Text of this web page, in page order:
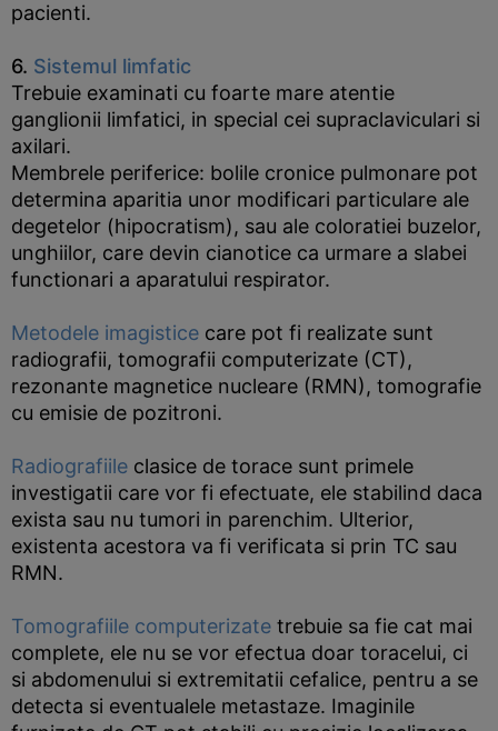
pacienti.
6. Sistemul limfatic
Trebuie examinati cu foarte mare atentie
ganglionii limfatici, in special cei supraclaviculari si
axilari.
Membrele periferice: bolile cronice pulmonare pot
determina aparitia unor modificari particulare ale
degetelor (hipocratism), sau ale coloratiei buzelor,
unghiilor, care devin cianotice ca urmare a slabei
functionari a aparatului respirator.
Metodele imagistice care pot fi realizate sunt
radiografii, tomografii computerizate (CT),
rezonante magnetice nucleare (RMN), tomografie
cu emisie de pozitroni.
Radiografiile clasice de torace sunt primele
investigatii care vor fi efectuate, ele stabilind daca
exista sau nu tumori in parenchim. Ulterior,
existenta acestora va fi verificata si prin TC sau
RMN.
Tomografiile computerizate trebuie sa fie cat mai
complete, ele nu se vor efectua doar toracelui, ci
si abdomenului si extremitatii cefalice, pentru a se
detecta si eventualele metastaze. Imaginile